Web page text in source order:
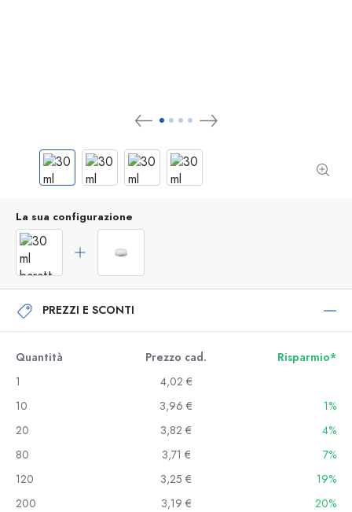
La sua configurazione
PREZZI E SCONTI
Quantità Prezzo cad.
Risparmio*
1
4,02 €
10
3,96 €
1%
20
3,82 €
4%
80
3,71 €
7%
120
3,25 €
19%
200
3,19 €
20%